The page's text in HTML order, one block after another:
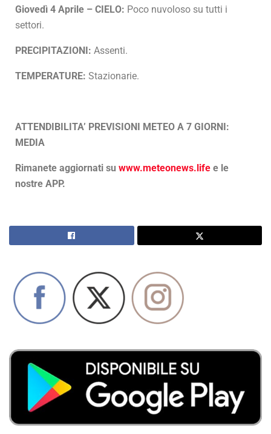
Giovedì 4 Aprile – CIELO: Poco nuvoloso su tutti i
settori.
PRECIPITAZIONI: Assenti.
TEMPERATURE: Stazionarie.
ATTENDIBILITA’ PREVISIONI METEO A 7 GIORNI:
MEDIA
Rimanete aggiornati su www.meteonews.life e le
nostre APP.